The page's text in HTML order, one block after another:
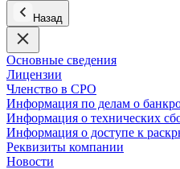
Назад
Основные сведения
Лицензии
Членство в СРО
Информация по делам о
Информация о технических
Информация о доступе к
Реквизиты компании
Новости